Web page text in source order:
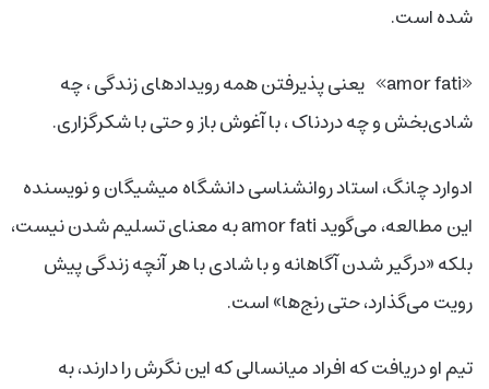
شده است.
«amor fati» یعنی پذیرفتن همه رویدادهای زندگی ، چه
شادی‌بخش و چه دردناک ، با آغوش باز و حتی با شکرگزاری.
ادوارد چانگ، استاد روانشناسی دانشگاه میشیگان و نویسنده
این مطالعه، می‌گوید amor fati به معنای تسلیم شدن نیست،
بلکه «درگیر شدن آگاهانه و با شادی با هر آنچه زندگی پیش
رویت می‌گذارد، حتی رنج‌ها» است.
تیم او دریافت که افراد میانسالی که این نگرش را دارند، به